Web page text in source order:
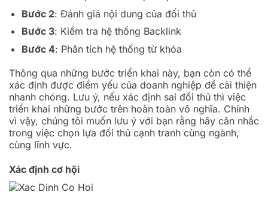
Bước 2: Đánh giá nội dung của đối thủ
Bước 3: Kiểm tra hệ thống Backlink
Bước 4: Phân tích hệ thống từ khóa
Thông qua những bước triển khai này, bạn còn có thể
xác định được điểm yếu của doanh nghiệp đề cải thiện
nhanh chóng. Lưu ý, nếu xác định sai đối thủ thì việc
triển khai những bước trên hoàn toàn vô nghĩa. Chính
vì vậy, chúng tôi muốn lưu ý với bạn rằng hãy cân nhắc
trong việc chọn lựa đối thủ cạnh tranh cùng ngành,
cùng lĩnh vực.
Xác định cơ hội